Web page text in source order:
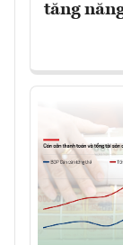
tăng